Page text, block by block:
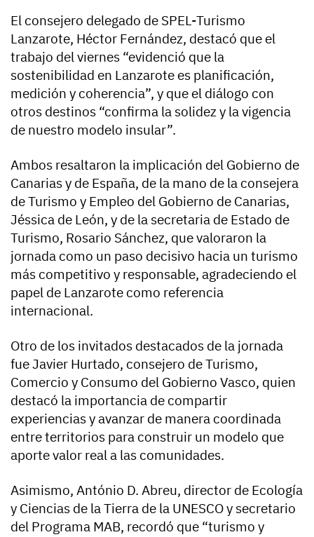
El consejero delegado de SPEL-Turismo
Lanzarote, Héctor Fernández, destacó que el
trabajo del viernes “evidenció que la
sostenibilidad en Lanzarote es planificación,
medición y coherencia”, y que el diálogo con
otros destinos “confirma la solidez y la vigencia
de nuestro modelo insular”.
Ambos resaltaron la implicación del Gobierno de
Canarias y de España, de la mano de la consejera
de Turismo y Empleo del Gobierno de Canarias,
Jéssica de León, y de la secretaria de Estado de
Turismo, Rosario Sánchez, que valoraron la
jornada como un paso decisivo hacia un turismo
más competitivo y responsable, agradeciendo el
papel de Lanzarote como referencia
internacional.
Otro de los invitados destacados de la jornada
fue Javier Hurtado, consejero de Turismo,
Comercio y Consumo del Gobierno Vasco, quien
destacó la importancia de compartir
experiencias y avanzar de manera coordinada
entre territorios para construir un modelo que
aporte valor real a las comunidades.
Asimismo, António D. Abreu, director de Ecología
y Ciencias de la Tierra de la UNESCO y secretario
del Programa MAB, recordó que “turismo y